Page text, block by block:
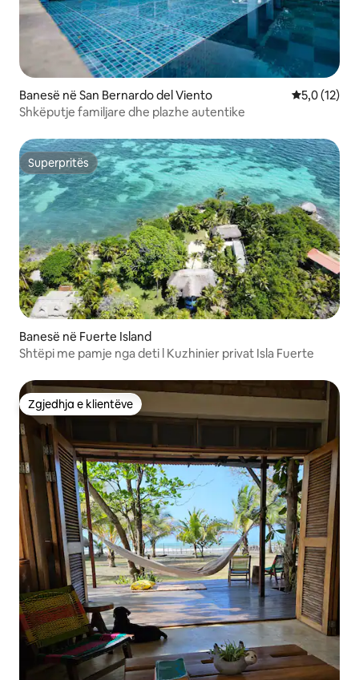
Banesë në San Bernardo del Viento Vlerësimi
5,0 (12)
Shkëputje familjare dhe plazhe autentike
Superpritës
Superpritës
Banesë në Fuerte Island
Shtëpi me pamje nga deti l Kuzhinier privat Isla Fuerte
Zgjedhja e klientëve
Zgjedhja e klientëve